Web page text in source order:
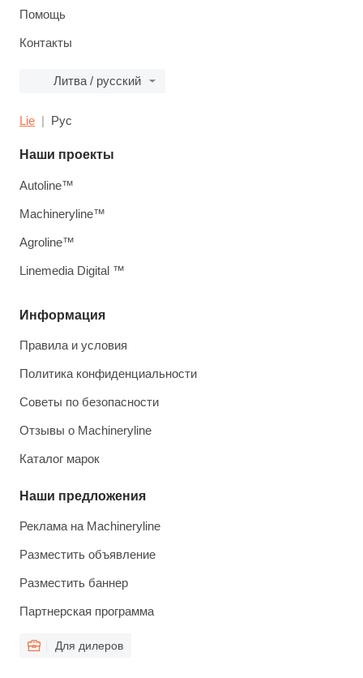
Помощь
Контакты
Литва / русский
Lie Рус
Информация
Правила и условия
Политика конфиденциальности
Советы по безопасности
Отзывы о Machineryline
Каталог марок
Наши предложения
Реклама на Machineryline
Разместить объявление
Разместить баннер
Партнерская программа
Для дилеров
Наши проекты
Autoline™
Machineryline™
Agroline™
Linemedia Digital ™